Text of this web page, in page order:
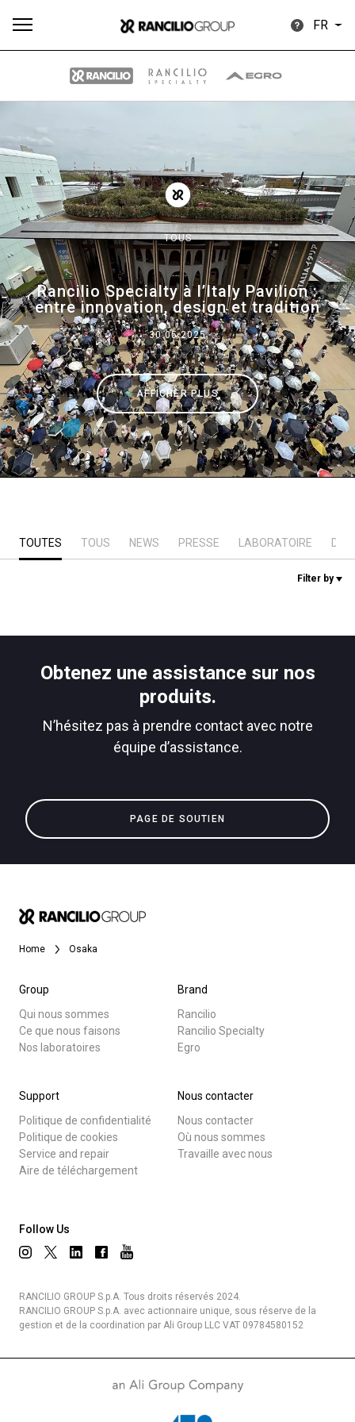
FR
TOUS
Rancilio Specialty à l’Italy Pavilion :
entre innovation, design et tradition
30.05.2025
AFFICHER PLUS
TOUTES TOUS NEWS PRESSE LABORATOIRE
Filter by
Obtenez une assistance sur nos
produits.
N’hésitez pas à prendre contact avec notre
équipe d’assistance.
PAGE DE SOUTIEN
Home Osaka
Group
Qui nous sommes
Ce que nous faisons
Nos laboratoires
Brand
Rancilio
Rancilio Specialty
Egro
Support
Politique de confidentialité
Politique de cookies
Service and repair
Aire de téléchargement
Nous contacter
Nous contacter
Où nous sommes
Travaille avec nous
Follow Us
RANCILIO GROUP S.p.A. Tous droits réservés 2024.
RANCILIO GROUP S.p.A. avec actionnaire unique, sous réserve de la
gestion et de la coordination par Ali Group LLC VAT 09784580152
Nouvelles
Toutes Nouvelles
Our brands
Group
News
Histoire
Durabilité
Nous contacter
Politique de confidentialité